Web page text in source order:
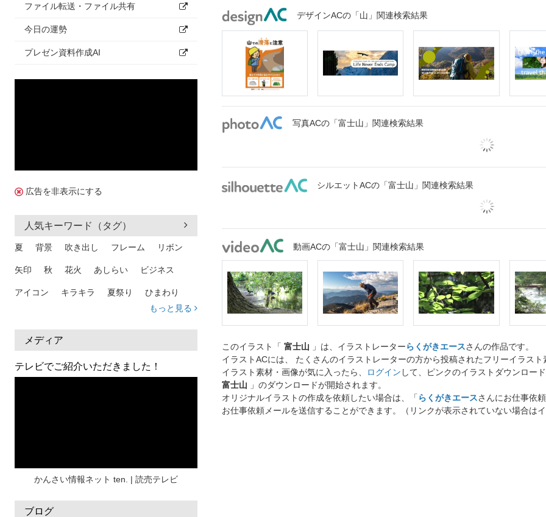
ファイル転送・ファイル共有
今日の運勢
プレゼン資料作成AI
広告を非表示にする
人気キーワード（タグ）
夏 背景 吹き出し フレーム リボン
矢印 秋 花火 あしらい ビジネス
アイコン キラキラ 夏祭り ひまわり
熱中症
人物 暑中見舞い
日本地図 海
もっと見る
メディア
テレビでご紹介いただきました！
かんさい情報ネット ten. | 読売テレビ
ブログ
デザインACの「山」関連検索結果
写真ACの「富士山」関連検索結果
シルエットACの「富士山」関連検索結果
動画ACの「富士山」関連検索結果
このイラスト「 富士山 」は、イラストレーターらくがきエースさんの作品です。
イラストACには、 たくさんのイラストレーターの方から投稿されたフリーイラス
イラスト素材・画像が気に入ったら、
ログイン して、ピンクのイラストダウンロー
富士山 」のダウンロードが開始されます。
オリジナルイラストの作成を依頼したい場合は、「らくがきエースさんにお仕事依
お仕事依頼メールを送信することができます。（リンクが表示されていない場合は